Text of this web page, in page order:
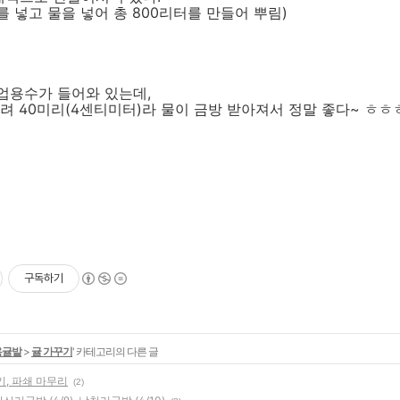
넣고 물을 넣어 총 800리터를 만들어 뿌림)
용수가 들어와 있는데,
40미리(4센티미터)라 물이 금방 받아져서 정말 좋다~ ㅎㅎ
구독하기
밭> 귤 가꾸기' 카테고리의 다른 글
, 파쇄 마무리 (2)